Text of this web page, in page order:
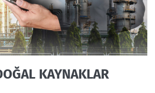
KAYNAKLAR